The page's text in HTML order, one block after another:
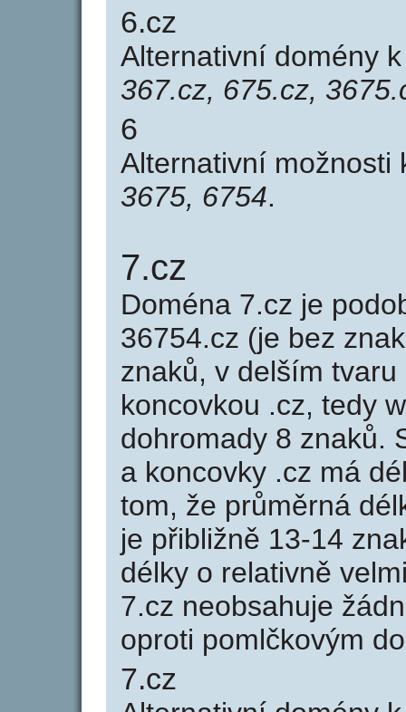
6.cz
Alternativní domény
367.cz, 675.cz,
6
Alternativní možnosti
3675, 6754.
7.cz
Doména 7.cz je
36754.cz (je bez
znaků, v delším
koncovkou .cz, tedy
dohromady 8 znaků.
a koncovky .cz má
tom, že průměrná
je přibližně 13-14
délky o relativně
7.cz neobsahuje
oproti pomlčkovým
7.cz